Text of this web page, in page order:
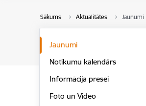
Sākums Aktualitātes Jaunumi
Jaunumi
Notikumu kalendārs
Informācija presei
Foto un Video